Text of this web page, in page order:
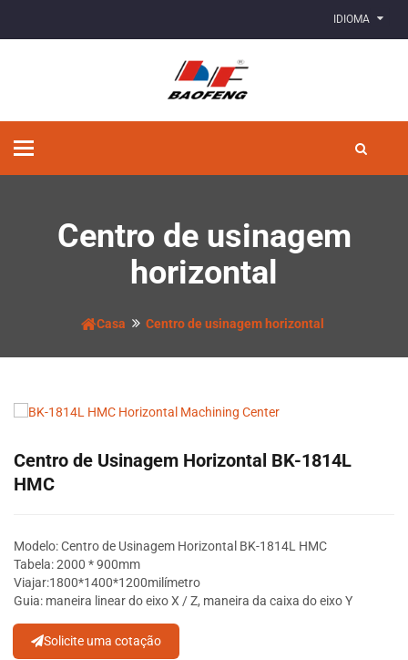
IDIOMA
Alternar
Centro de usinagem
horizontal
Casa Centro de usinagem horizontal
Centro de Usinagem Horizontal BK-1814L
HMC
Modelo: Centro de Usinagem Horizontal BK-1814L HMC
Tabela: 2000 * 900mm
Viajar:1800*1400*1200milímetro
Guia: maneira linear do eixo X / Z, maneira da caixa do eixo Y
Solicite uma cotação